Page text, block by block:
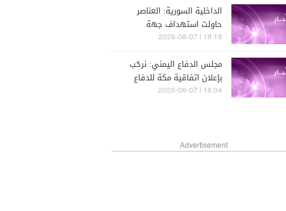
الداخلية السورية: العناصر
حاولت استهداف جهة
حكومية وتم العثور على عبوات
18:19 | 2026-08-07
مجلس الدفاع اليمني: نرحّب
بإعلان اتفاقية مكة للدفاع
المشترك بين الأشقاء في
18:04 | 2026-08-07
Advertisement